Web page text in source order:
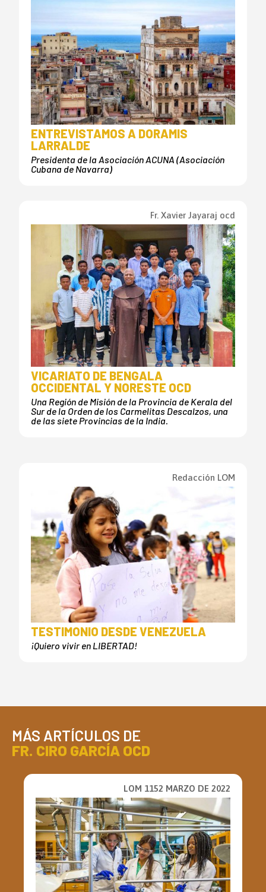
ENTREVISTAMOS A DORAMIS
LARRALDE
Presidenta de la Asociación ACUNA (Asociación
Cubana de Navarra)
Fr. Xavier Jayaraj ocd
VICARIATO DE BENGALA
OCCIDENTAL Y NORESTE OCD
Una Región de Misión de la Provincia de Kerala del
Sur de la Orden de los Carmelitas Descalzos, una
de las siete Provincias de la India.
Redacción LOM
TESTIMONIO DESDE VENEZUELA
¡Quiero vivir en LIBERTAD!
MÁS ARTÍCULOS DE
FR. CIRO GARCÍA OCD
LOM 1152 MARZO DE 2022